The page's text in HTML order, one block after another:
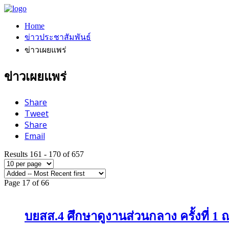
Home
ข่าวประชาสัมพันธ์
ข่าวเผยแพร่
ข่าวเผยแพร่
Share
Tweet
Share
Email
Results 161 - 170 of 657
Page 17 of 66
บยสส.4 ศึกษาดูงานส่วนกลาง ครั้งที่ 1